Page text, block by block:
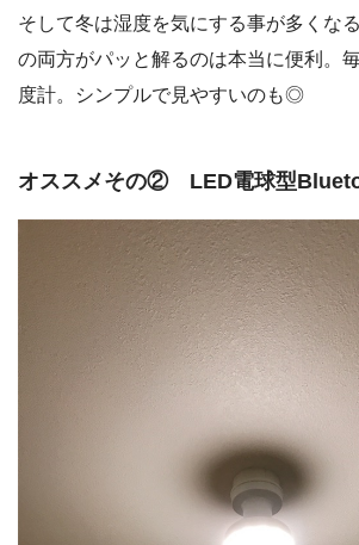
そして冬は湿度を気にする事が多くな
の両方がパッと解るのは本当に便利。
度計。シンプルで見やすいのも◎
オススメその② LED電球型